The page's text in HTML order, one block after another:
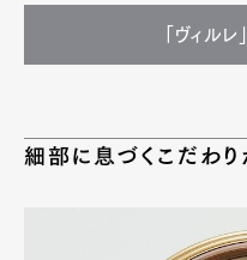
「ヴィル
細部に息づくこだわ